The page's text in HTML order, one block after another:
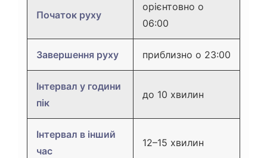
Початок руху
орієнтовно о
06:00
Завершення руху приблизно о 23:00
Інтервал у години
пік
до 10 хвилин
Інтервал в інший
час
12–15 хвилин